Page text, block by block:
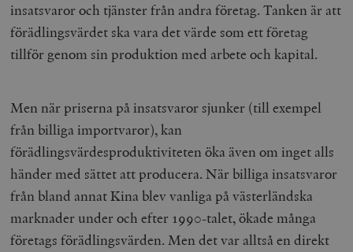
insatsvaror och tjänster från andra företag. Tanken är att
förädlingsvärdet ska vara det värde som ett företag
tillför genom sin produktion med arbete och kapital.
Men när priserna på insatsvaror sjunker (till exempel
från billiga importvaror), kan
förädlingsvärdesproduktiviteten öka även om inget alls
händer med sättet att producera. När billiga insatsvaror
från bland annat Kina blev vanliga på västerländska
marknader under och efter 1990-talet, ökade många
företags förädlingsvärden. Men det var alltså en direkt